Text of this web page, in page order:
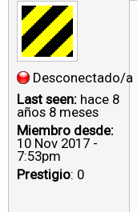
Desconectado/a
Last seen: hace 8
años 8 meses
Miembro desde:
10 Nov 2017 -
7:53pm
Prestigio: 0